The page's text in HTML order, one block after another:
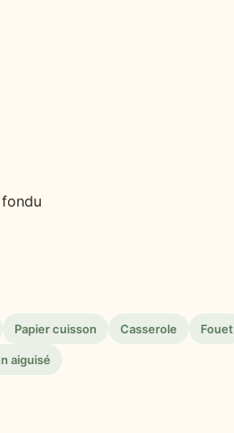
Papier cuisson Casserole Fouet
aiguisé